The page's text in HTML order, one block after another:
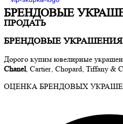
БРЕНДОВЫЕ
ПРОДАТЬ
БРЕНДОВЫЕ УКРАШЕНИЯ
Дорого купим ювелирные
Chanel, Cartier‚ Chopard, Tiffany &
ОЦЕНКА БРЕНДОВЫХ